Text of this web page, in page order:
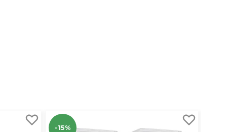
-15%